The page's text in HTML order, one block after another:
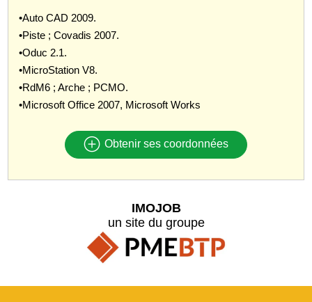
•Auto CAD 2009.
•Piste ; Covadis 2007.
•Oduc 2.1.
•MicroStation V8.
•RdM6 ; Arche ; PCMO.
•Microsoft Office 2007, Microsoft Works
Obtenir ses coordonnées
IMOJOB
un site du groupe